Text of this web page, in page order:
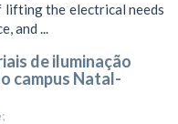
lifting the electrical needs
and ...
de iluminação
campus Natal-